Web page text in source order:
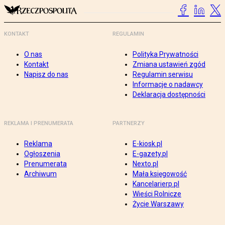
KONTAKT
O nas
Kontakt
Napisz do nas
REGULAMIN
Polityka Prywatności
Zmiana ustawień zgód
Regulamin serwisu
Informacje o nadawcy
Deklaracja dostępności
REKLAMA I PRENUMERATA
Reklama
Ogłoszenia
Prenumerata
Archiwum
PARTNERZY
E-kiosk.pl
E-gazety.pl
Nexto.pl
Mała księgowość
Kancelarierp.pl
Wieści Rolnicze
Życie Warszawy